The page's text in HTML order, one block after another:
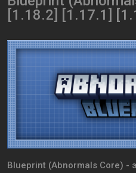
[1.18.2] [1.17.1]
Blueprint (Abnormals Core) -